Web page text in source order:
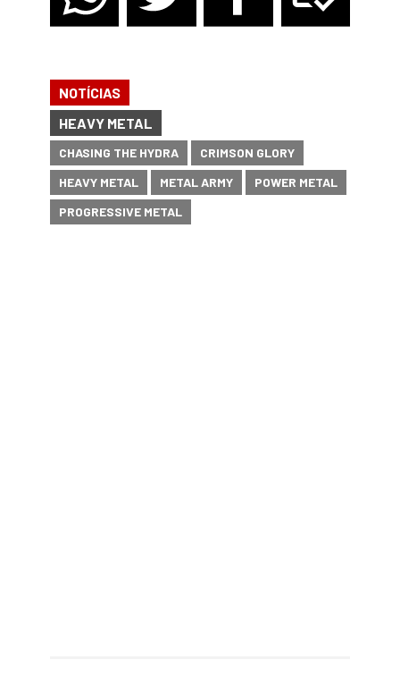
NOTÍCIAS
HEAVY METAL
CHASING THE HYDRA
CRIMSON GLORY
HEAVY METAL
METAL ARMY
POWER METAL
PROGRESSIVE METAL